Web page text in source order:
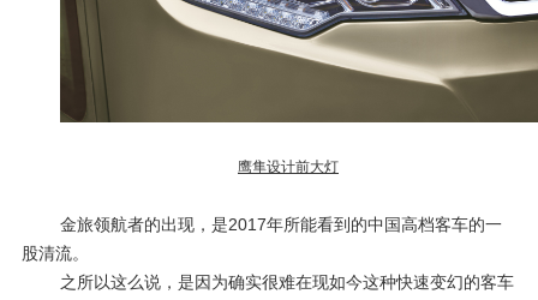
鹰隼设计前大灯
金旅领航者的出现，是2017年所能看到的中国高档客车的一
股清流。
之所以这么说，是因为确实很难在现如今这种快速变幻的客车